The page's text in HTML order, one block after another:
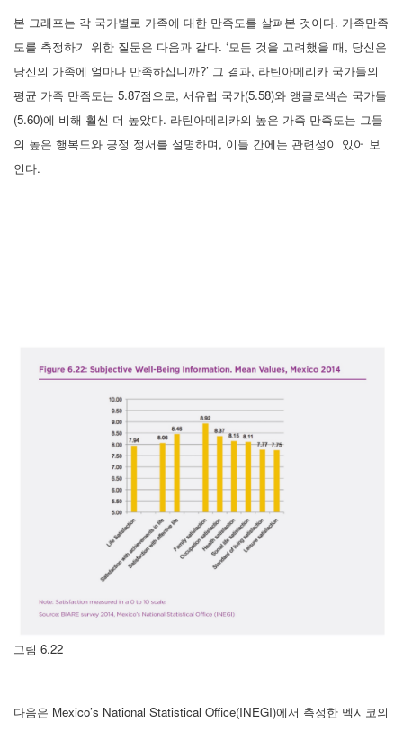
본 그래프는 각 국가별로 가족에 대한 만족도를 살펴본 것이다. 가족만족
도를 측정하기 위한 질문은 다음과 같다. ‘모든 것을 고려했을 때, 당신은
당신의 가족에 얼마나 만족하십니까?’ 그 결과, 라틴아메리카 국가들의
평균 가족 만족도는 5.87점으로, 서유럽 국가(5.58)와 앵글로색슨 국가들
(5.60)에 비해 훨씬 더 높았다. 라틴아메리카의 높은 가족 만족도는 그들
의 높은 행복도와 긍정 정서를 설명하며, 이들 간에는 관련성이 있어 보
인다.
그림 6.22
다음은 Mexico’s National Statistical Office(INEGI)에서 측정한 멕시코의